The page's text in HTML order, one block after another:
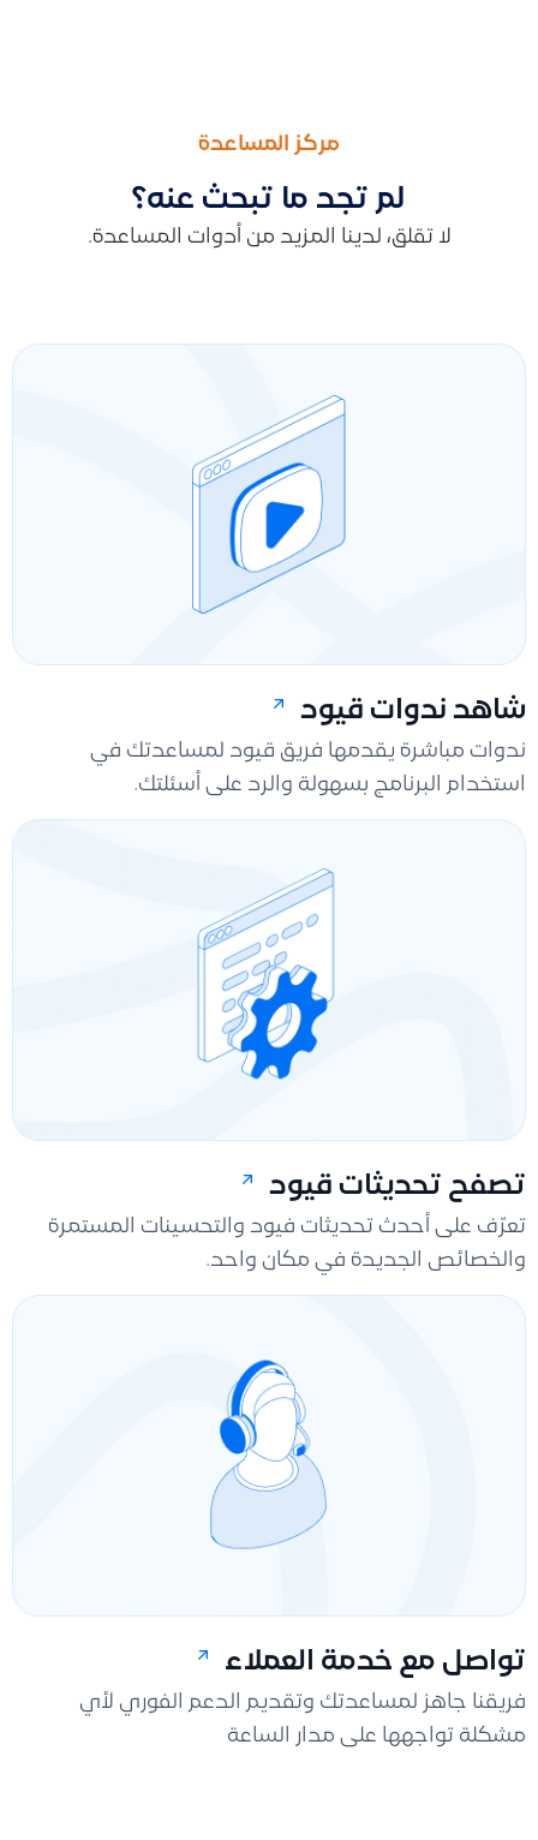
مركز المساعدة
لم تجد ما تبحث عنه؟
لا تقلق، لدينا المزيد من أدوات المساعدة.
شاهد ندوات قيود
ندوات مباشرة يقدمها فريق قيود لمساعدتك في
استخدام البرنامج بسهولة والرد على أسئلتك.
تصفح تحديثات قيود
تعرّف على أحدث تحديثات فيود والتحسينات المستمرة
والخصائص الجديدة في مكان واحد.
تواصل مع خدمة العملاء
فريقنا جاهز لمساعدتك وتقديم الدعم الفوري لأي
مشكلة تواجهها على مدار الساعة